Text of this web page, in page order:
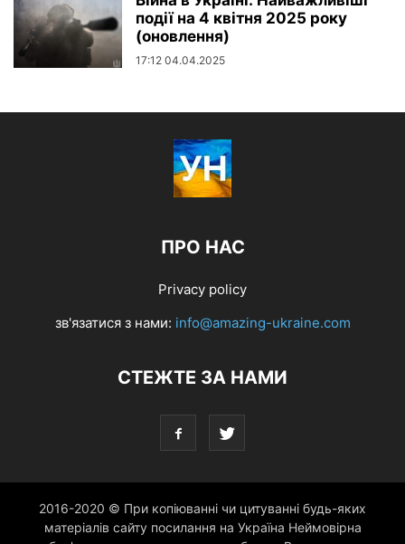
події на 4 квітня 2025 року
(оновлення)
17:12 04.04.2025
ПРО НАС
Privacy policy
зв'язатися з нами: info@amazing-ukraine.com
СТЕЖТЕ ЗА НАМИ
2016-2020 © При копіюванні чи цитуванні будь-яких
матеріалів сайту посилання на Україна Неймовірна